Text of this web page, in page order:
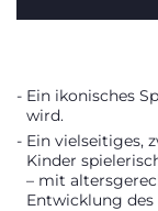
Ein ikonisches
wird.
Ein vielseitiges,
Kinder
– mit
Entwicklung des